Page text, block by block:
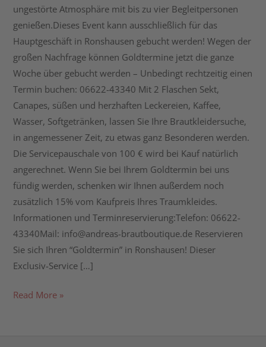
ungestörte Atmosphäre mit bis zu vier Begleitpersonen
genießen.Dieses Event kann ausschließlich für das
Hauptgeschäft in Ronshausen gebucht werden! Wegen der
großen Nachfrage können Goldtermine jetzt die ganze
Woche über gebucht werden – Unbedingt rechtzeitig einen
Termin buchen: 06622-43340 Mit 2 Flaschen Sekt,
Canapes, süßen und herzhaften Leckereien, Kaffee,
Wasser, Softgetränken, lassen Sie Ihre Brautkleidersuche,
in angemessener Zeit, zu etwas ganz Besonderen werden.
Die Servicepauschale von 100 € wird bei Kauf natürlich
angerechnet. Wenn Sie bei Ihrem Goldtermin bei uns
fündig werden, schenken wir Ihnen außerdem noch
zusätzlich 15% vom Kaufpreis Ihres Traumkleides.
Informationen und Terminreservierung:Telefon: 06622-
43340Mail: info@andreas-brautboutique.de Reservieren
Sie sich Ihren “Goldtermin” in Ronshausen! Dieser
Exclusiv-Service […]
Read More »